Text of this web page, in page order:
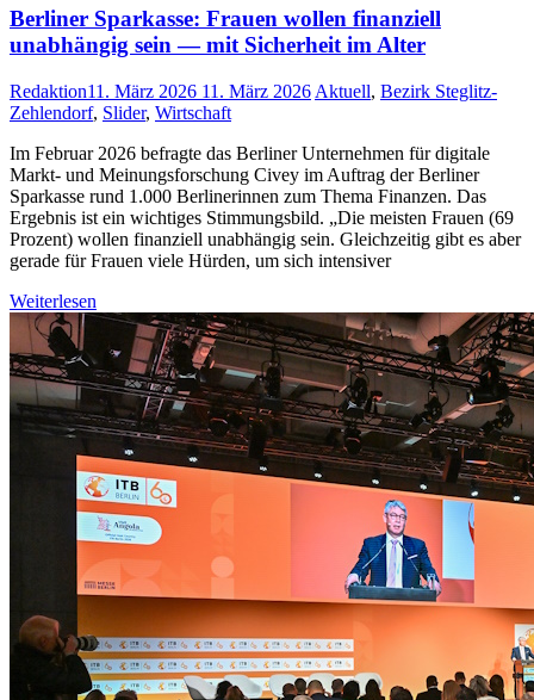
Berliner Sparkasse: Frauen wollen finanziell
unabhängig sein — mit Sicherheit im Alter
Redaktion11. März 2026 11. März 2026 Aktuell, Bezirk Steglitz-
Zehlendorf, Slider, Wirtschaft
Im Februar 2026 befragte das Berliner Unternehmen für digitale
Markt- und Meinungsforschung Civey im Auftrag der Berliner
Sparkasse rund 1.000 Berlinerinnen zum Thema Finanzen. Das
Ergebnis ist ein wichtiges Stimmungsbild. „Die meisten Frauen (69
Prozent) wollen finanziell unabhängig sein. Gleichzeitig gibt es aber
gerade für Frauen viele Hürden, um sich intensiver
Weiterlesen